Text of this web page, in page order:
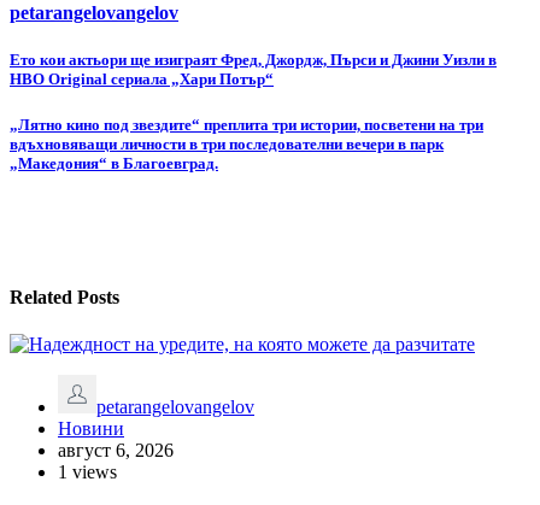
petarangelovangelov
Навигация
Ето кои актьори ще изиграят Фред, Джордж, Пърси и Джини Уизли в
HBO Original сериала „Хари Потър“
„Лятно кино под звездите“ преплита три истории, посветени на три
вдъхновяващи личности в три последователни вечери в парк
„Македония“ в Благоевград.
Related Posts
petarangelovangelov
Новини
август 6, 2026
1 views